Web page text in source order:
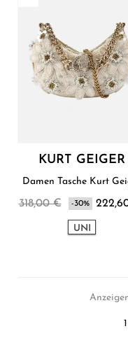
KURT GEIGER
Damen Tasche
318,00 € -30%
UNI
1